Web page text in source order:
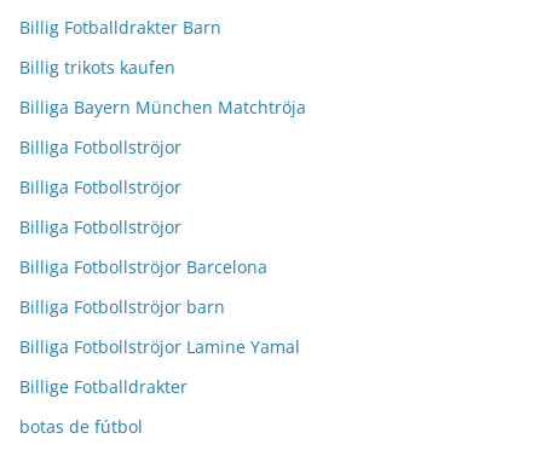
Billig Fotballdrakter Barn
Billig trikots kaufen
Billiga Bayern München Matchtröja
Billiga Fotbollströjor
Billiga Fotbollströjor
Billiga Fotbollströjor
Billiga Fotbollströjor Barcelona
Billiga Fotbollströjor barn
Billiga Fotbollströjor Lamine Yamal
Billige Fotballdrakter
botas de fútbol